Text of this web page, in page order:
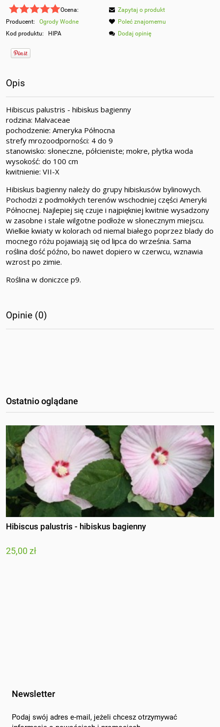
Ocena:
Producent:
Ogrody Wodne
Kod produktu:
HIPA
Zapytaj o produkt
Poleć znajomemu
Dodaj opinię
Opis
Hibiscus palustris - hibiskus bagienny
rodzina: Malvaceae
pochodzenie: Ameryka Północna
strefy mrozoodporności: 4 do 9
stanowisko: słoneczne, półcieniste; mokre, płytka woda
wysokość: do 100 cm
kwitnienie: VII-X
Hibiskus bagienny należy do grupy hibiskusów bylinowych.
Pochodzi z podmokłych terenów wschodniej części Ameryki
Północnej. Najlepiej się czuje i najpiękniej kwitnie wysadzony
w zasobne i stale wilgotne podłoże w słonecznym miejscu.
Wielkie kwiaty w kolorach od niemal białego poprzez blady do
mocnego różu pojawiają się od lipca do września. Sama
roślina dość późno, bo nawet dopiero w czerwcu, wznawia
wzrost po zimie.
Roślina w doniczce p9.
Opinie (0)
Ostatnio oglądane
Hibiscus palustris - hibiskus bagienny
25,00 zł
Newsletter
Podaj swój adres e-mail, jeżeli chcesz otrzymywać